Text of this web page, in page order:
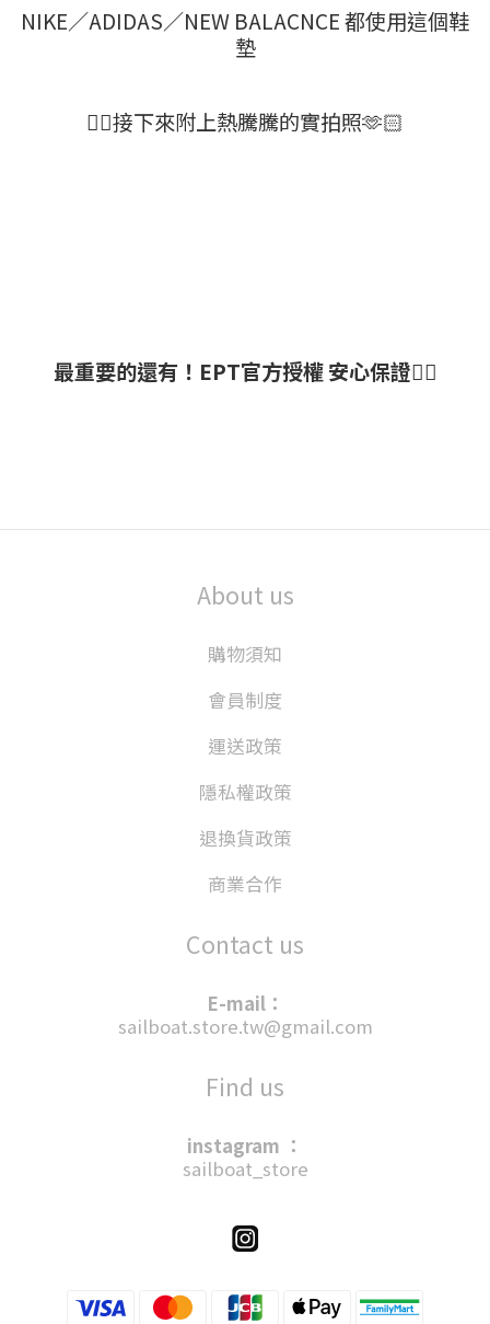
NIKE／ADIDAS／NEW BALACNCE 都使用這個鞋
墊
👇🏻接下來附上熱騰騰的實拍照🫶🏻
最重要的還有！EPT官方授權 安心保證👌🏻
About us
購物須知
會員制度
運送政策
隱私權政策
退換貨政策
商業合作
Contact us
E-mail：
sailboat.store.tw@gmail.com
Find us
instagram ：
sailboat_store